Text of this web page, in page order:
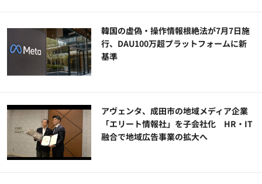
韓国の虚偽・操作情報根絶法が7月7日施
行、DAU100万超プラットフォームに新
基準
アヴェンタ、成田市の地域メディア企業
「エリート情報社」を子会社化 HR・IT
融合で地域広告事業の拡大へ